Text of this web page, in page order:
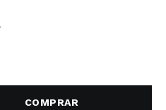
COMPRAR